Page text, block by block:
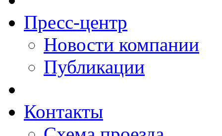
Пресс-центр
Новости компании
Публикации
Контакты